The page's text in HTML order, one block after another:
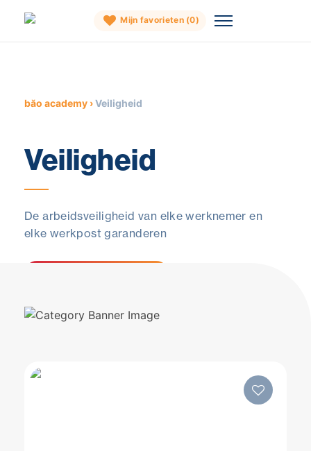
content
Mijn favorieten (0)
băo academy ›Veiligheid
Veiligheid
De arbeidsveiligheid van elke werknemer en
elke werkpost garanderen